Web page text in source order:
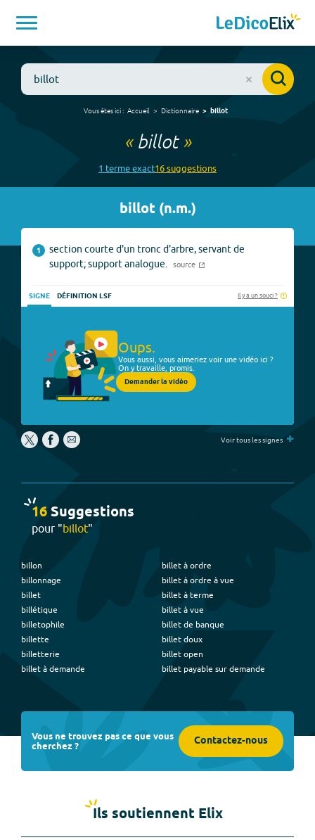
Vous êtes ici : Accueil Dictionnaire billot
« billot»
1 termeexact16suggestions
billot(n.m.)
1
section courte d'un tronc d'arbre, servant de
support; support analogue.
source
SIGNE DÉFINITION LSF Il y a un souci ?
Oups.
Vous aussi, vous aimeriez voir une vidéo ici ?
On y travaille, promis.
Demander la vidéo
Voir tous les signes +
16Suggestions
pour "billot"
billon
billonnage
billet
billétique
billetophile
billette
billetterie
billet à demande
billet à ordre
billet à ordre à vue
billet à terme
billet à vue
billet de banque
billet doux
billet open
billet payable sur demande
Vous ne trouvez pas ce que vous
cherchez ? Contactez-nous
Ils soutiennent Elix